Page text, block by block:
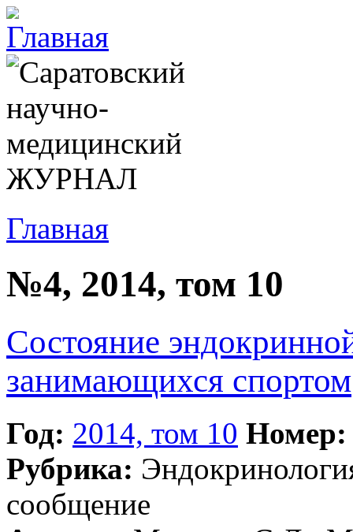
Главная
№4, 2014, том 10
Состояние
занимающихся спортом
Год: 2014, том 10 Номер:
Рубрика:
сообщение